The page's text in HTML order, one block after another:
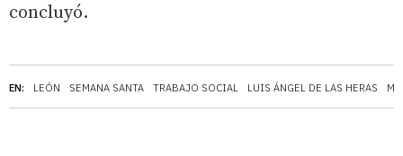
EN: LEÓN SEMANA SANTA TRABAJO SOCIAL LUIS ÁNGEL DE LAS HERAS
concluyó.